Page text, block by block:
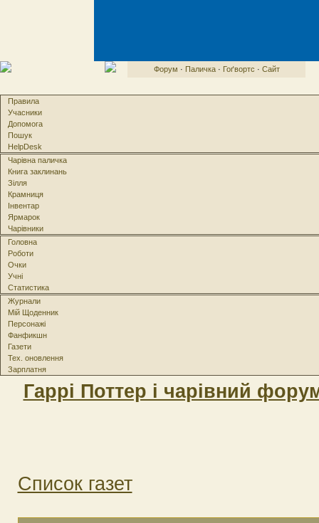
Форум · Паличка· Гоґвортс · Сайт
Правила
Учасники
Допомога
Пошук
HelpDesk
Чарівна паличка
Книга заклинань
Зілля
Крамниця
Інвентар
Ярмарок
Чарівники
Головна
Роботи
Очки
Учні
Статистика
Журнали
Мій Щоденник
Персонажі
Фанфикшн
Газети
Тех. оновлення
Зарплатня
Гаррі Поттер і чарівний
Список газет